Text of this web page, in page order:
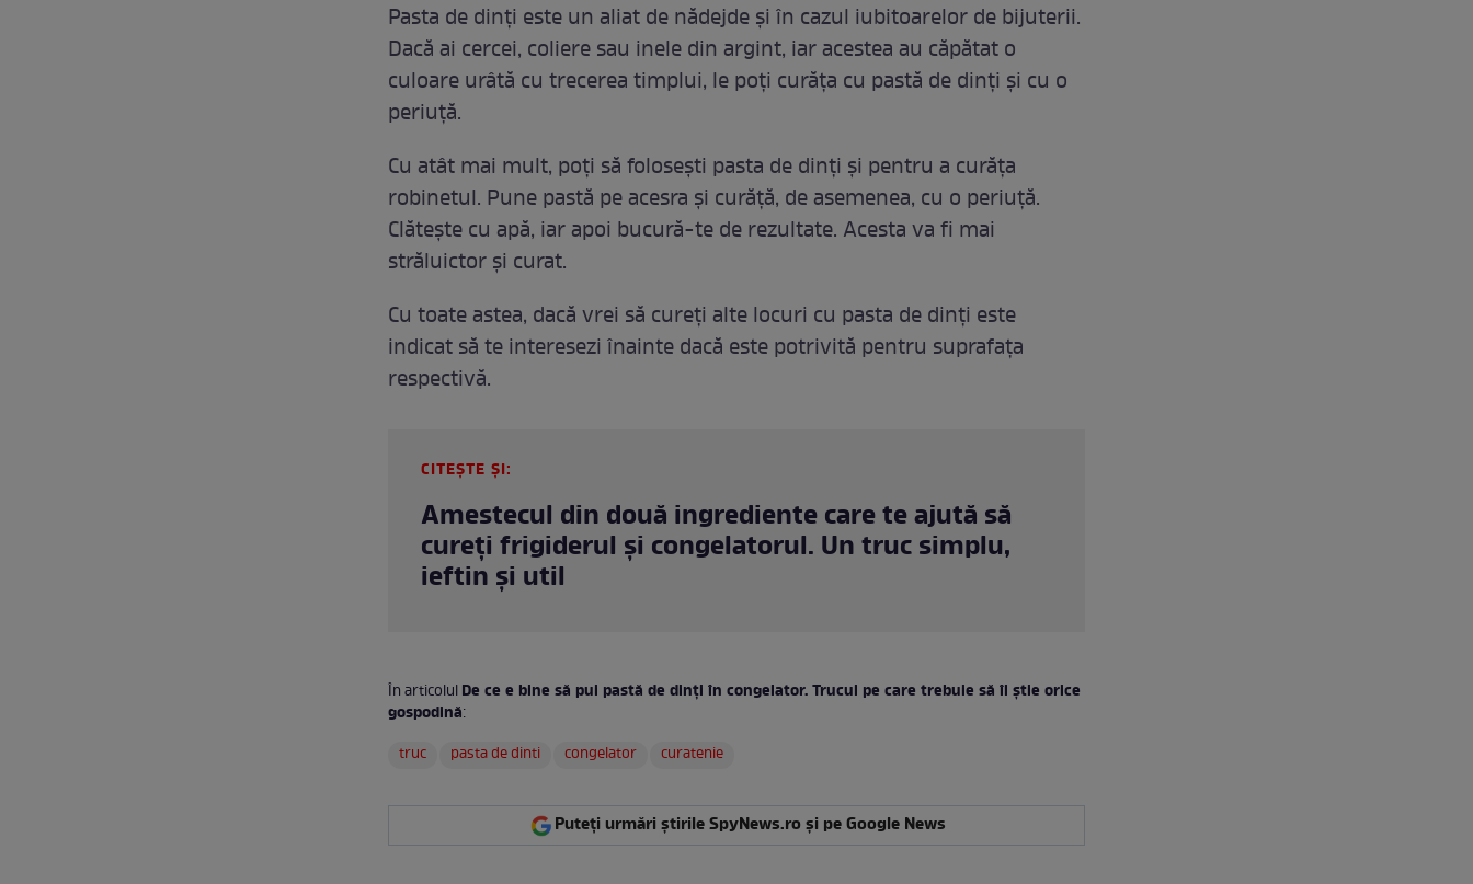
Pasta de dinți este un aliat de nădejde și în cazul iubitoarelor de bijuterii.
Dacă ai cercei, coliere sau inele din argint, iar acestea au căpătat o
culoare urâtă cu trecerea timplui, le poți curăța cu pastă de dinți și cu o
periuță.
Cu atât mai mult, poți să folosești pasta de dinți și pentru a curăța
robinetul. Pune pastă pe acesra și curăță, de asemenea, cu o periuță.
Clătește cu apă, iar apoi bucură-te de rezultate. Acesta va fi mai
străluictor și curat.
Cu toate astea, dacă vrei să cureți alte locuri cu pasta de dinți este
indicat să te interesezi înainte dacă este potrivită pentru suprafața
respectivă.
CITEȘTE ȘI:
Amestecul din două ingrediente care te ajută să
cureți frigiderul și congelatorul. Un truc simplu,
ieftin și util
În articolulDe ce e bine să pui pastă de dinți în congelator. Trucul pe care trebuie să îl știe orice
gospodină:
truc
pasta de dinti congelator curatenie
Puteți urmări știrile SpyNews.ro și pe Google News